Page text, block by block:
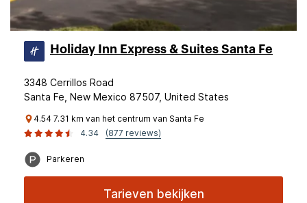
Holiday Inn Express & Suites Santa Fe
3348 Cerrillos Road
Santa Fe, New Mexico 87507, United States
4.54 7.31 km van het centrum van Santa Fe
4.34
(877 reviews)
Parkeren
Tarieven bekijken